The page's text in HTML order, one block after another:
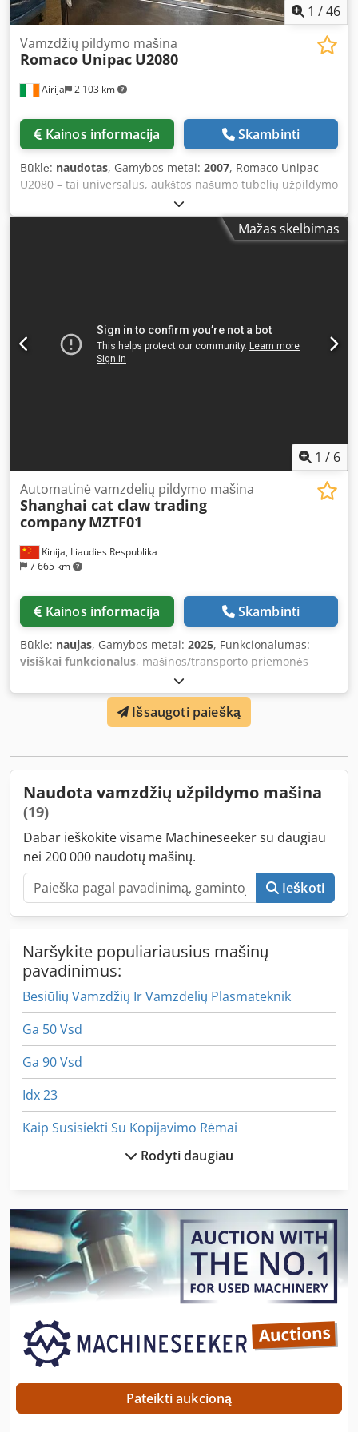
1 /46
Airija 2 103 km
Vamzdžių pildymo mašina
Romaco Unipac U2080
Kainos informacija Skambinti
Būklė: naudotas, Gamybos metai: 2007, Romaco Unipac
U2080 – tai universalus, aukštos našumo tūbelių užpildymo
ir sandarinimo įrenginys, skirtas farmaciniams, kosmetikos
ir cheminiams produktams. Dirba iki 80 tūbelių per minutę
mechaniniu greičiu, turi 9 darbo stotis ir gali užpildyti
(mechaninis greitis). Darbo stotys: 9. Tūbelių matmenys:
Dedpfx Aoyvuhnskpokr Skersmuo: 10 – 50 mm. Ilgis: 60 –
220 mm. Naudojimas: tinka skysčiams, kremams ir
Mažas skelbimas
1 / 6
Kinija, Liaudies Respublika
7 665 km
Automatinė vamzdelių pildymo mašina
Shanghai cat claw trading
company MZTF01
Kainos informacija Skambinti
Būklė: naujas, Gamybos metai: 2025, Funkcionalumas:
visiškai funkcionalus, mašinos/transporto priemonės
CE žymėjimas
automatinė vamzdelių užpildymo ir sandarinimo mašina
yra aukštos automatizacijos įrenginys, skirtas cilindrinių
metalinių arba kompozitinių vamzdelių užpildymui pastos
SS304 stūmoklinė pompa su servo varikliu, atitinkanti GMP
programuojamas valdymas ir fotoelektrinė identifikavimo
sistema leidžia tiksliai ir patikimai pozicionuoti prekės
ženklą; dažnio keitiklio reguliavimo, sudėtinio atidarymo
mechanizmo bei naujausio tarptautinio užlenkimo ir
sandarinimo sprendimų dėka užtikrinamas preciziškas
indekso padėties fiksavimas. Plačiai naudojama
kosmetikos, chemijos, klijų ir maisto pramonėje. Dodjxum
Alspfx Akpekr
Išsaugoti paiešką
Naudota vamzdžių užpildymo mašina
(19)
Dabar ieškokite visame Machineseeker su daugiau
nei 200 000 naudotų mašinų.
Ieškoti
Naršykite populiariausius mašinų
pavadinimus:
Besiūlių Vamzdžių Ir Vamzdelių Plasmateknik
Ga 50 Vsd
Ga 90 Vsd
Idx 23
Kaip Susisiekti Su Kopijavimo Rėmai
Kaip Susisiekti Su Mašina
Kaip Susisiekti Su Šlifavimo Staklės
Laikiklis Su Velenu
Lm Vadovas
Mokyti Ir Vadovauti Varžtas
Nė Vienas
Stavostroj Vp 200
Rodyti daugiau
Pateikti aukcioną